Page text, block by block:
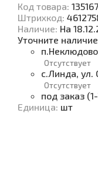
Код товара: 135167
Штрихкод:
Наличие: На
Уточните
Отсутствует
с.Линда, ул.
Отсутствует
под заказ
Единица: шт